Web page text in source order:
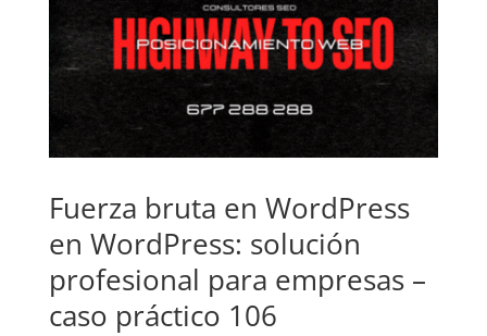
Fuerza bruta en WordPress
en WordPress: solución
profesional para empresas –
caso práctico 106